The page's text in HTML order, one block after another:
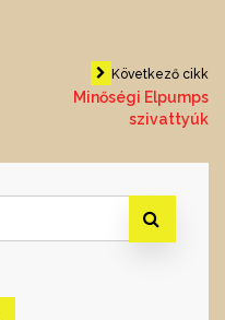
Következő cikk
Minőségi Elpumps
szivattyúk